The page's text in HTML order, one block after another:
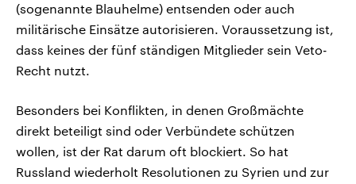
(sogenannte Blauhelme) entsenden oder auch
militärische Einsätze autorisieren. Voraussetzung ist,
dass keines der fünf ständigen Mitglieder sein Veto-
Recht nutzt.
Besonders bei Konflikten, in denen Großmächte
direkt beteiligt sind oder Verbündete schützen
wollen, ist der Rat darum oft blockiert. So hat
Russland wiederholt Resolutionen zu Syrien und zur